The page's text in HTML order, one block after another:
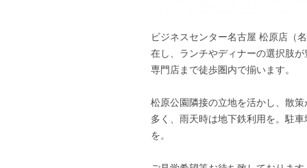
ビジネスセンター名古屋 松原店（
在し、ランチやディナーの選択肢
専門店まで徒歩圏内で揃います。
松原公園隣接の立地を活かし、散
多く、雨天時は地下鉄利用を。駐
を。